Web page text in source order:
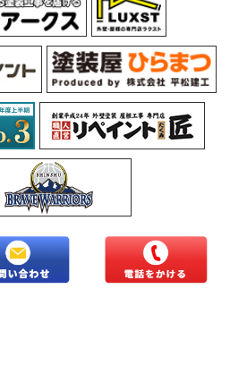
地域の外壁塗装・屋根塗装専門店株式会社
ト.All Rights Reserved.